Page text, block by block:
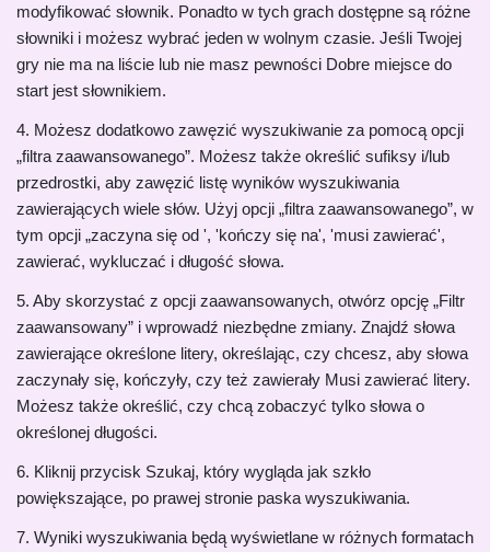
modyfikować słownik. Ponadto w tych grach dostępne są różne
słowniki i możesz wybrać jeden w wolnym czasie. Jeśli Twojej
gry nie ma na liście lub nie masz pewności Dobre miejsce do
start jest słownikiem.
4. Możesz dodatkowo zawęzić wyszukiwanie za pomocą opcji
„filtra zaawansowanego”. Możesz także określić sufiksy i/lub
przedrostki, aby zawęzić listę wyników wyszukiwania
zawierających wiele słów. Użyj opcji „filtra zaawansowanego”, w
tym opcji „zaczyna się od ', 'kończy się na', 'musi zawierać',
zawierać, wykluczać i długość słowa.
5. Aby skorzystać z opcji zaawansowanych, otwórz opcję „Filtr
zaawansowany” i wprowadź niezbędne zmiany. Znajdź słowa
zawierające określone litery, określając, czy chcesz, aby słowa
zaczynały się, kończyły, czy też zawierały Musi zawierać litery.
Możesz także określić, czy chcą zobaczyć tylko słowa o
określonej długości.
6. Kliknij przycisk Szukaj, który wygląda jak szkło
powiększające, po prawej stronie paska wyszukiwania.
7. Wyniki wyszukiwania będą wyświetlane w różnych formatach